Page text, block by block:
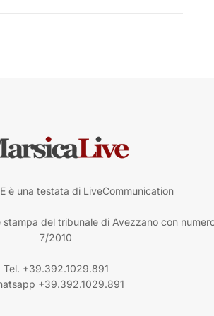
è una testata di LiveCommunication
stampa del tribunale di Avezzano con
7/2010
Tel. +39.392.1029.891
+39.392.1029.891